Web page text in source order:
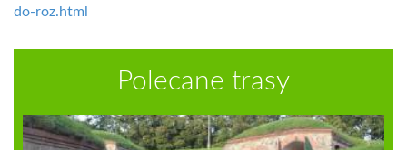
do-roz.html
Polecane trasy